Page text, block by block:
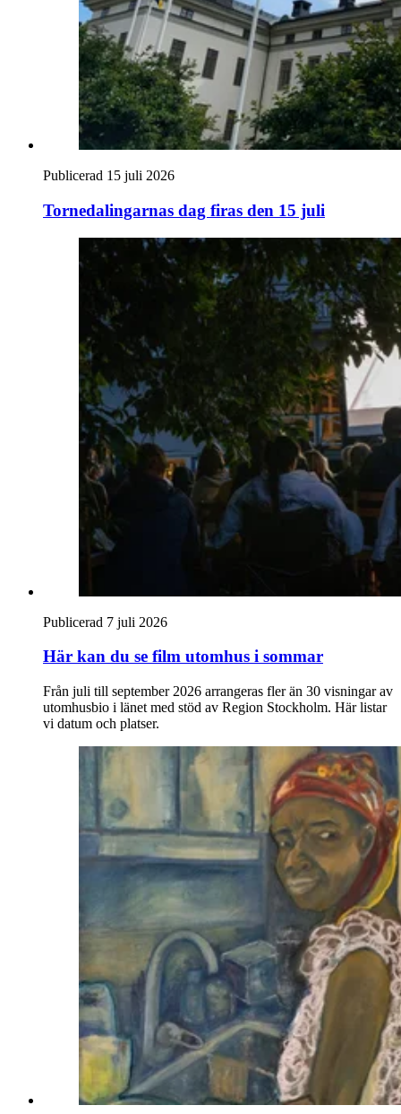
Publicerad 15 juli 2026
Tornedalingarnas dag firas den 15 juli
Publicerad 7 juli 2026
Här kan du se film utomhus i sommar
Från juli till september 2026 arrangeras fler än 30 visningar av
utomhusbio i länet med stöd av Region Stockholm. Här listar
vi datum och platser.